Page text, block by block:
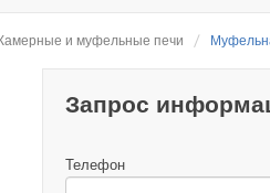
и муфельные печи
Запрос
Телефон